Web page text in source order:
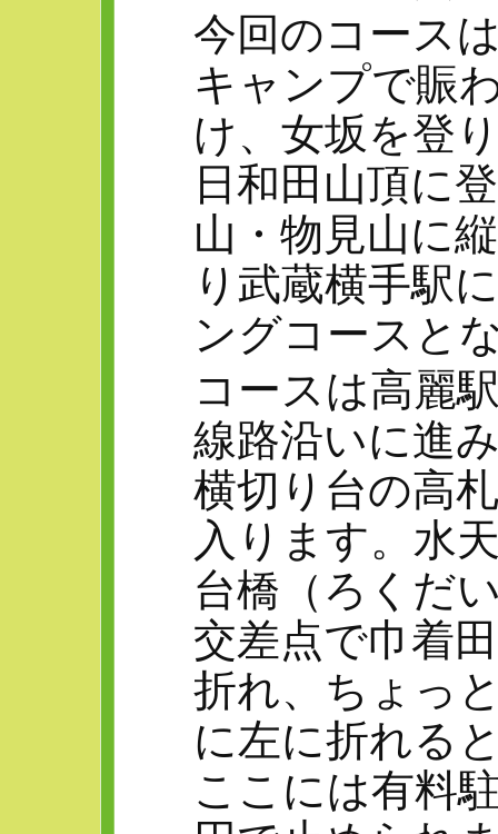
今回のコース
キャンプで賑
け、女坂を登
日和田山頂に
山・物見山に
り武蔵横手駅
ングコースと
コースは高麗
線路沿いに進
横切り台の高
入ります。水
台橋（ろくだ
交差点で巾着
折れ、ちょっ
に左に折れる
ここには有料